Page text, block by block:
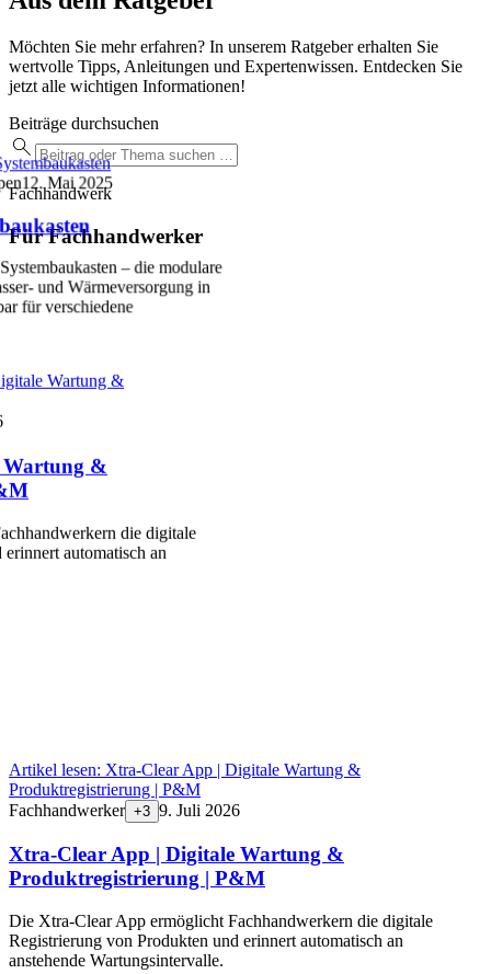
Möchten Sie mehr erfahren? In unserem Ratgeber erhalten Sie
wertvolle Tipps, Anleitungen und Expertenwissen. Entdecken Sie
jetzt alle wichtigen Informationen!
Beiträge durchsuchen
Fachhandwerk
Für Fachhandwerker
12. Mai 2025
– die modulare
und Wärmeversorgung in
für verschiedene
Wartung &
Wartung &
die digitale
automatisch an
Artikel lesen: Xtra-Clear App | Digitale Wartung &
Produktregistrierung | P&M
Fachhandwerker +3 9. Juli 2026
Xtra-Clear App | Digitale Wartung &
Produktregistrierung | P&M
Die Xtra-Clear App ermöglicht Fachhandwerkern die digitale
Registrierung von Produkten und erinnert automatisch an
anstehende Wartungsintervalle.